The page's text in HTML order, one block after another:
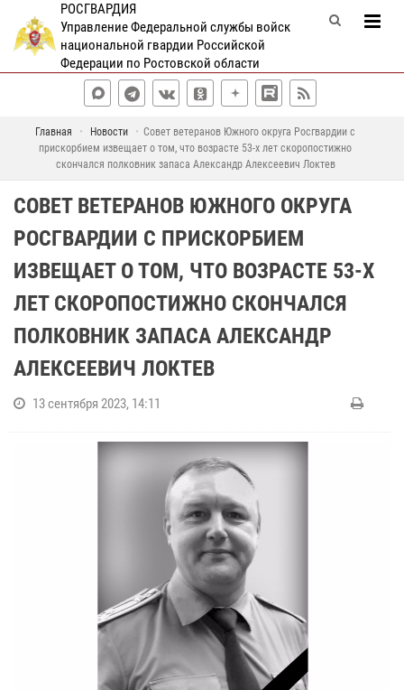
РОСГВАРДИЯ
Управление Федеральной службы войск
национальной гвардии Российской
Федерации по Ростовской области
Главная Новости
Совет ветеранов Южного округа Росгвардии с
прискорбием извещает о том, что возрасте 53-х лет скоропостижно
скончался полковник запаса Александр Алексеевич Локтев
СОВЕТ ВЕТЕРАНОВ ЮЖНОГО ОКРУГА
РОСГВАРДИИ С ПРИСКОРБИЕМ
ИЗВЕЩАЕТ О ТОМ, ЧТО ВОЗРАСТЕ 53-Х
ЛЕТ СКОРОПОСТИЖНО СКОНЧАЛСЯ
ПОЛКОВНИК ЗАПАСА АЛЕКСАНДР
АЛЕКСЕЕВИЧ ЛОКТЕВ
13 сентября 2023, 14:11